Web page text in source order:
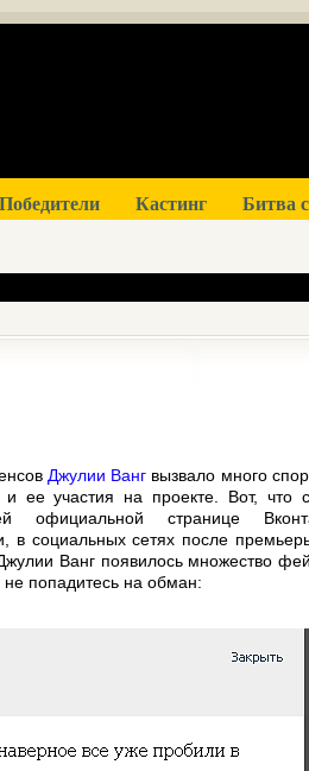
Победители Кастинг
Битва
Джулии Ванг вызвало много
и ее участия на проекте. Вот, что
странице
в социальных сетях после
Ванг появилось множество
попадитесь на обман: